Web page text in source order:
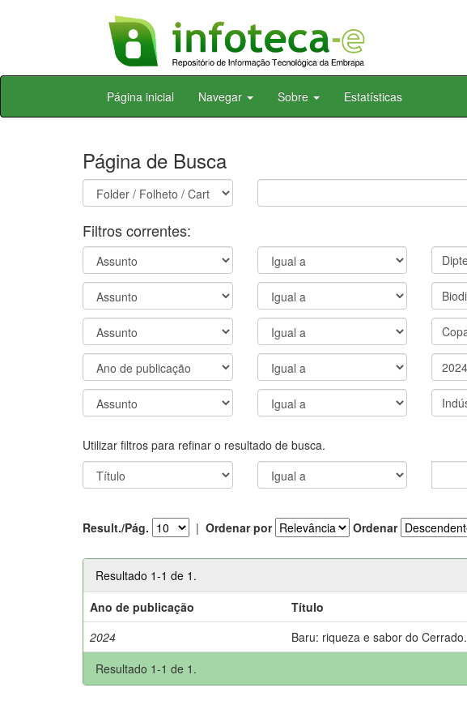
Skip
Página inicial Navegar Sobre Estatísticas
Página de Busca
Filtros correntes:
Utilizar filtros para refinar o resultado de busca.
Result./Pág. | Ordenar por Ordenar
Resultado 1-1 de 1.
Ano de publicação
Título
2024
Baru: riqueza e sabor do Cerrado.
Resultado 1-1 de 1.